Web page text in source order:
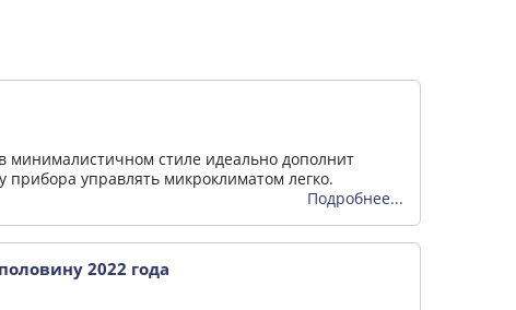
минималистичном стиле идеально дополнит
прибора управлять микроклиматом легко.
Подробнее...
2022 года